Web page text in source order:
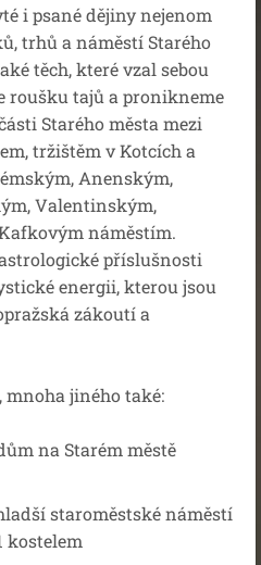
i psané dějiny nejenom
trhů a náměstí Starého
těch, které vzal sebou
roušku tajů a pronikneme
Starého města mezi
tržištěm v Kotcích a
Anenským,
Valentinským,
náměstím.
příslušnosti
energii, kterou jsou
zákoutí a
mnoha jiného také:
na Starém městě
staroměstské náměstí
kostelem